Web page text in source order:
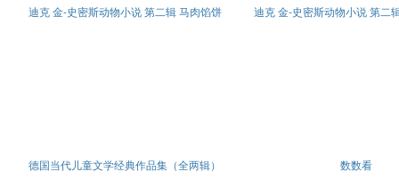
迪克 金-史密斯动物小说 第二辑 马肉馅饼
德国当代儿童文学经典作品集（全两辑） 数数看